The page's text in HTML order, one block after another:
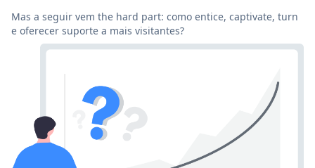
Mas a seguir vem the hard part: como entice, captivate, turn
e oferecer suporte a mais visitantes?